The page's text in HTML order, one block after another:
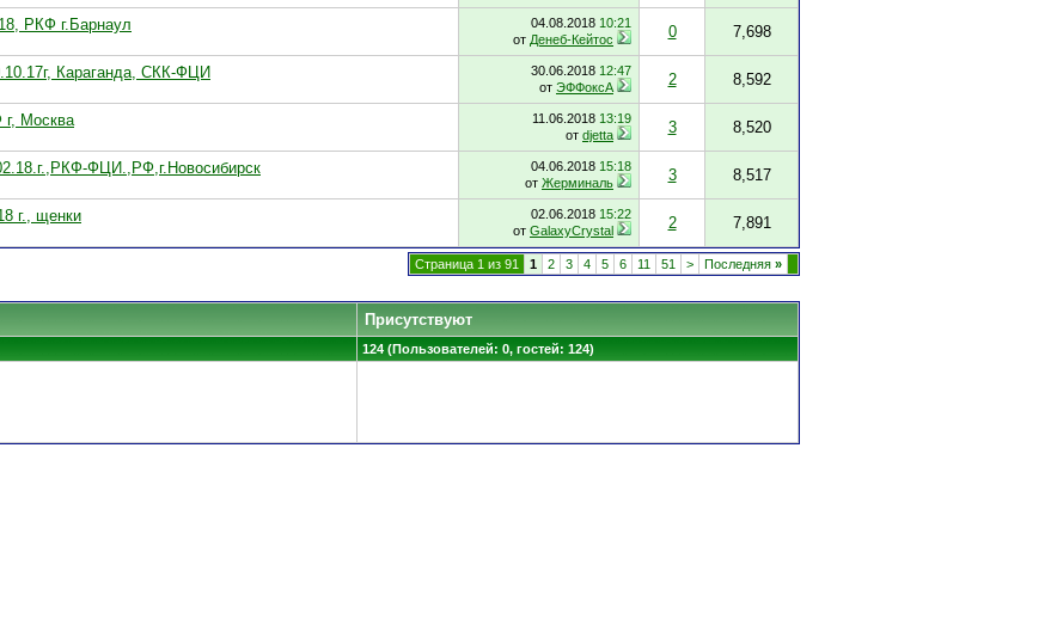
РКФ г.Барнаул 04.08.2018 10:21
от Денеб-Кейтос 0 7,698
Караганда, СКК-ФЦИ 30.06.2018 12:47
от ЭФФоксА 2 8,592
г, Москва 11.06.2018 13:19
от djetta 3 8,520
ФЦИ.,РФ,г.Новосибирск 04.06.2018 15:18
от Жерминаль 3 8,517
г., щенки 02.06.2018 15:22
от GalaxyCrystal 2 7,891
Страница 1 из 91 1 2 3 4 5 6 11 51 > Последняя »
Присутствуют
124 (Пользователей: 0, гостей: 124)